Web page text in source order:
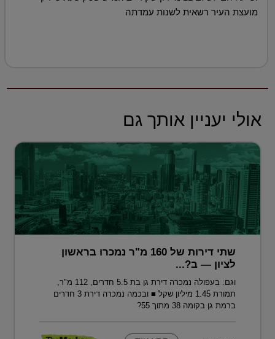
מועצת העיר רשאית לשנות עמדתה
אולי יעניין אותך גם
שתי דירות של 160 מ"ר נמכרו בראשון
לציון — ב?...
וגם: בעפולה נמכרה דירת גן בת 5.5 חדרים, 112 מ"ר,
תמורת 1.45 מיליון שקל ■ ובכמה נמכרה דירת 3 חדרים
ברמת גן בקומה 38 מתוך 55?